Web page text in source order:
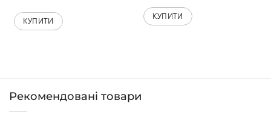
КУПИТИ КУПИТИ
Рекомендовані товари